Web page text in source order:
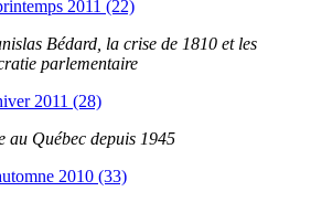
2011 (22)
Bédard, la crise de 1810 et les
parlementaire
2011 (28)
au Québec depuis 1945
2010 (33)